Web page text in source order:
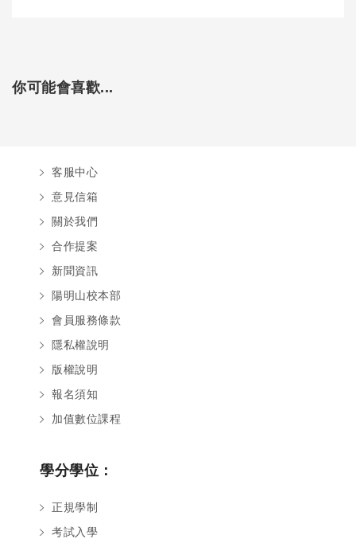
你可能會喜歡...
客服中心
意見信箱
關於我們
合作提案
新聞資訊
陽明山校本部
會員服務條款
隱私權說明
版權說明
報名須知
加值數位課程
學分學位：
正規學制
考試入學